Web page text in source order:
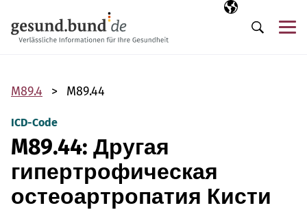
Выбранный
RU
Поиск
M89.4 M89.44
ICD-Code
M89.44: Другая
гипертрофическая
остеоартропатия Кисти